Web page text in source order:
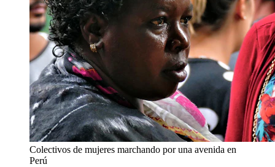
Colectivos de mujeres marchando por una avenida en
Perú